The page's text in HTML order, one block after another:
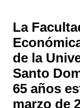
La
de la
Santo
65 años
marzo de